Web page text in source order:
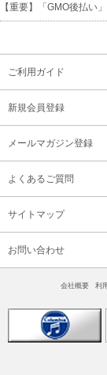
【重要】「GMO後払い
ご利用ガイド
新規会員登録
メールマガジン登録
よくあるご質問
サイトマップ
お問い合わせ
会社概要 利